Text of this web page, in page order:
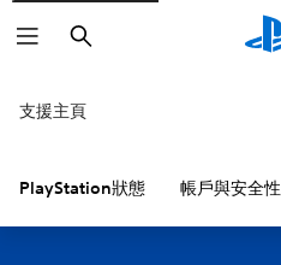
搜
尋
支援主頁
PlayStation狀態 帳戶與安全性